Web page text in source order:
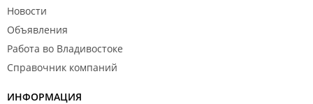
Новости
Объявления
Работа во Владивостоке
Справочник компаний
ИНФОРМАЦИЯ